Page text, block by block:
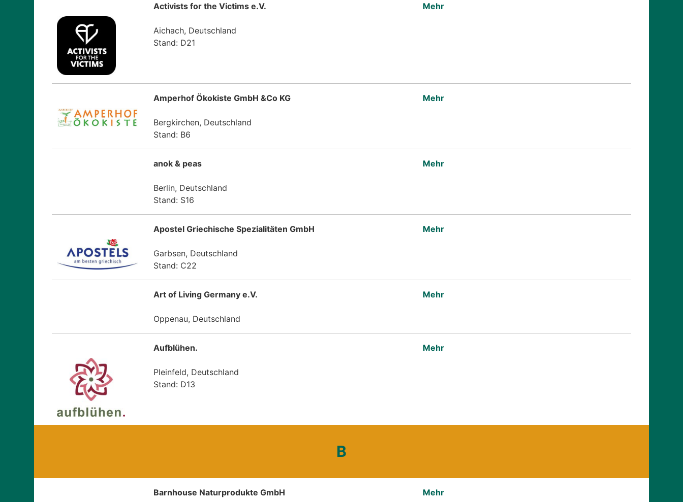
Activists for the Victims e.V.
Aichach, Deutschland
Stand: D21
Mehr
Amperhof Ökokiste GmbH &Co KG
Bergkirchen, Deutschland
Stand: B6
Mehr
anok & peas
Berlin, Deutschland
Stand: S16
Mehr
Apostel Griechische Spezialitäten GmbH
Garbsen, Deutschland
Stand: C22
Mehr
Art of Living Germany e.V.
Oppenau, Deutschland
Mehr
Aufblühen.
Pleinfeld, Deutschland
Stand: D13
Mehr
B
Barnhouse Naturprodukte GmbH Mehr